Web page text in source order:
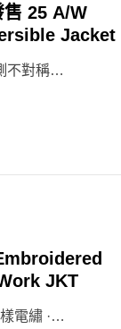
25 A/W
Jacket
不對稱…
JKT
電繡 ·…